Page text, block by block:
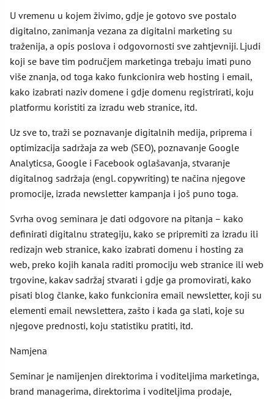
U vremenu u kojem živimo, gdje je gotovo sve postalo
digitalno, zanimanja vezana za digitalni marketing su
traženija, a opis poslova i odgovornosti sve zahtjevniji. Ljudi
koji se bave tim područjem marketinga trebaju imati puno
više znanja, od toga kako funkcionira web hosting i email,
kako izabrati naziv domene i gdje domenu registrirati, koju
platformu koristiti za izradu web stranice, itd.
Uz sve to, traži se poznavanje digitalnih medija, priprema i
optimizacija sadržaja za web (SEO), poznavanje Google
Analyticsa, Google i Facebook oglašavanja, stvaranje
digitalnog sadržaja (engl. copywriting) te načina njegove
promocije, izrada newsletter kampanja i još puno toga.
Svrha ovog seminara je dati odgovore na pitanja – kako
definirati digitalnu strategiju, kako se pripremiti za izradu ili
redizajn web stranice, kako izabrati domenu i hosting za
web, preko kojih kanala raditi promociju web stranice ili web
trgovine, kakav sadržaj stvarati i gdje ga promovirati, kako
pisati blog članke, kako funkcionira email newsletter, koji su
elementi email newslettera, zašto i kada ga slati, koje su
njegove prednosti, koju statistiku pratiti, itd.
Namjena
Seminar je namijenjen direktorima i voditeljima marketinga,
brand managerima, direktorima i voditeljima prodaje,